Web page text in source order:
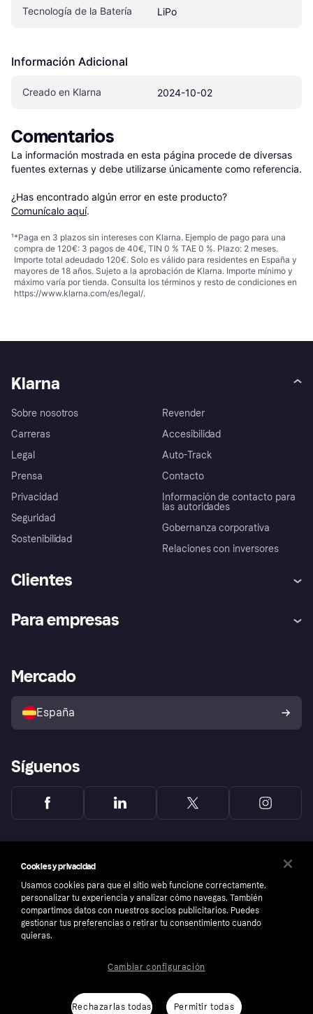
Tecnología de la Batería LiPo
Información Adicional
Creado en Klarna 2024-10-02
Comentarios
La información mostrada en esta página procede de diversas
fuentes externas y debe utilizarse únicamente como referencia.
¿Has encontrado algún error en este producto?
Comunícalo aquí.
¹*Paga en 3 plazos sin intereses con Klarna. Ejemplo de pago para una
compra de 120€: 3 pagos de 40€, TIN 0 % TAE 0 %. Plazo: 2 meses.
Importe total adeudado 120€. Solo es válido para residentes en España y
mayores de 18 años. Sujeto a la aprobación de Klarna. Importe mínimo y
máximo varía por tienda. Consulta los términos y resto de condiciones en
https://www.klarna.com/es/legal/.
Klarna
Sobre nosotros
Carreras
Legal
Prensa
Privacidad
Seguridad
Sostenibilidad
Revender
Accesibilidad
Auto-Track
Contacto
Información de contacto para
las autoridades
Gobernanza corporativa
Relaciones con inversores
Clientes
Inicio de sesión
Directorio de tiendas
Política de protección al
comprador de Klarna
Reclamaciones
Para empresas
Acceso empresas
Mercado
España
Síguenos
Número de empresa: 556737-0431
Cookies y privacidad
Usamos cookies para que el sitio web funcione correctamente,
personalizar tu experiencia y analizar cómo navegas. También
compartimos datos con nuestros socios publicitarios. Puedes
gestionar tus preferencias o retirar tu consentimiento cuando
quieras.
Rechazarlas todas Permitir todas
Cambiar configuración